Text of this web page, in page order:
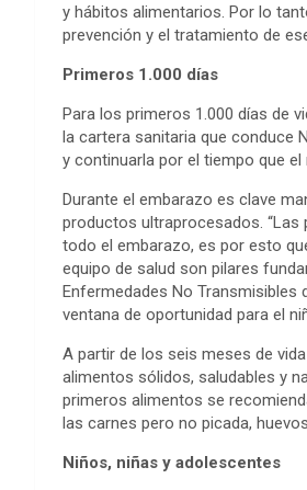
y hábitos alimentarios. Por lo
prevención y el tratamiento de
Primeros 1.000 días
Para los primeros 1.000 días de
la cartera sanitaria que conduce
y continuarla por el tiempo que
Durante el embarazo es clave
productos ultraprocesados.
todo el embarazo, es por esto
equipo de salud son pilares
Enfermedades No Transmisibles
ventana de oportunidad para el
A partir de los seis meses de
alimentos sólidos, saludables y
primeros alimentos se
las carnes pero no picada,
Niños, niñas y adolescentes